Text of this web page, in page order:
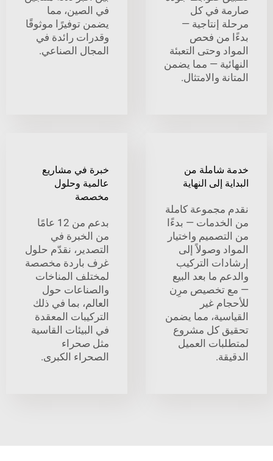
في كل
إنتاجية —
من فحص
وحتى التعبئة
— مما يضمن
والامتثال.
في الصين، مما
يضمن توفيرًا موثوقًا
وقدرات رائدة في
المجال الصناعي.
من
إلى النهاية
كاملة
— بدءًا
واختيار
وصولاً إلى
التركيب
ما بعد البيع
تخصيص مرِن
غير
مما يضمن
كل مشروع
العميل
خبرة في مشاريع
عالمية وحلول
بدعم من 12 عامًا
من الخبرة في
التصدير، نقدّم حلول
غرف باردة مخصصة
لمختلف المناخات
والصناعات حول
العالم، بما في ذلك
التركيبات المعقدة
في البيئات القاسية
مثل صحراء
الصحراء الكبرى.